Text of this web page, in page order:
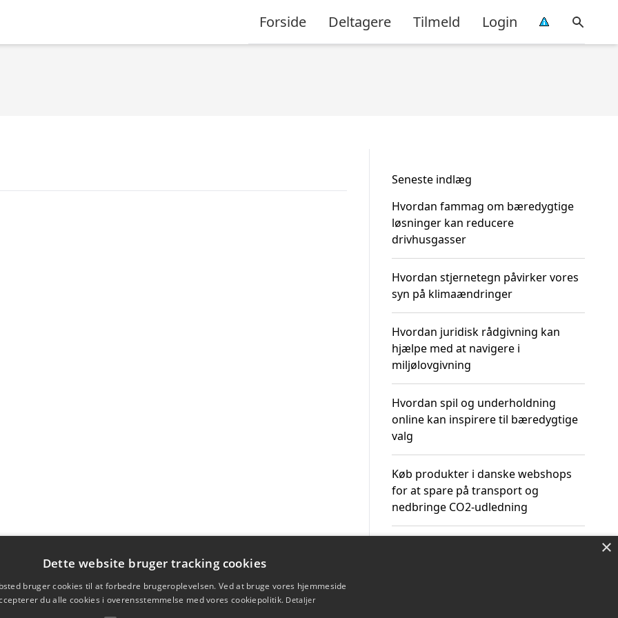
Forside Deltagere Tilmeld Login
Seneste indlæg
Hvordan fammag om bæredygtige
løsninger kan reducere
drivhusgasser
Hvordan stjernetegn påvirker vores
syn på klimaændringer
Hvordan juridisk rådgivning kan
hjælpe med at navigere i
miljølovgivning
Hvordan spil og underholdning
online kan inspirere til bæredygtige
valg
Køb produkter i danske webshops
for at spare på transport og
nedbringe CO2-udledning
×
Dette website bruger tracking cookies
bruger cookies til at forbedre brugeroplevelsen. Ved at bruge vores hjemmeside
du alle cookies i overensstemmelse med vores cookiepolitik. Detaljer